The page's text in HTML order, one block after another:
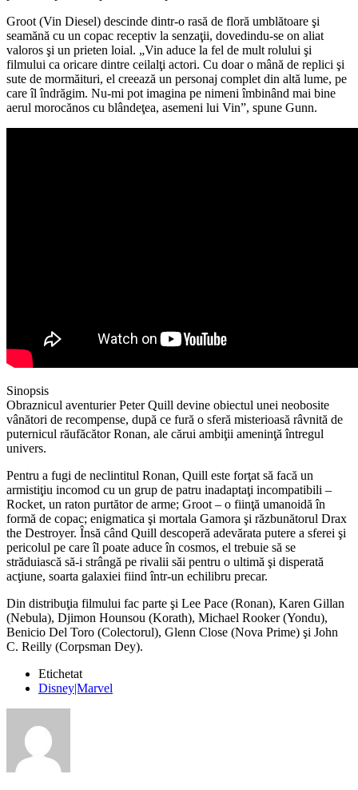
Groot (Vin Diesel) descinde dintr-o rasă de floră umblătoare şi
seamănă cu un copac receptiv la senzaţii, dovedindu-se on aliat
valoros şi un prieten loial. „Vin aduce la fel de mult rolului şi
filmului ca oricare dintre ceilalţi actori. Cu doar o mână de replici şi
sute de mormăituri, el creează un personaj complet din altă lume, pe
care îl îndrăgim. Nu-mi pot imagina pe nimeni îmbinând mai bine
aerul morocănos cu blândeţea, asemeni lui Vin”, spune Gunn.
Sinopsis
Obraznicul aventurier Peter Quill devine obiectul unei neobosite
vânători de recompense, după ce fură o sferă misterioasă râvnită de
puternicul răufăcător Ronan, ale cărui ambiţii ameninţă întregul
univers.
Pentru a fugi de neclintitul Ronan, Quill este forţat să facă un
armistiţiu incomod cu un grup de patru inadaptaţi incompatibili –
Rocket, un raton purtător de arme; Groot – o fiinţă umanoidă în
formă de copac; enigmatica şi mortala Gamora şi răzbunătorul Drax
the Destroyer. Însă când Quill descoperă adevărata putere a sferei şi
pericolul pe care îl poate aduce în cosmos, el trebuie să se
străduiască să-i strângă pe rivalii săi pentru o ultimă şi disperată
acţiune, soarta galaxiei fiind într-un echilibru precar.
Din distribuţia filmului fac parte şi Lee Pace (Ronan), Karen Gillan
(Nebula), Djimon Hounsou (Korath), Michael Rooker (Yondu),
Benicio Del Toro (Colectorul), Glenn Close (Nova Prime) şi John
C. Reilly (Corpsman Dey).
Etichetat
Disney|Marvel